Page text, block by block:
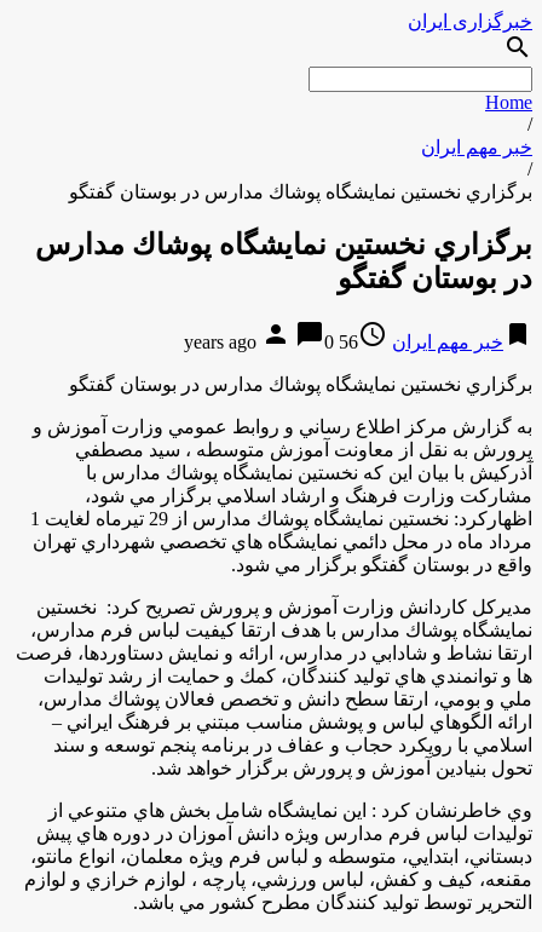
خبرگزاری ایران
search
Home
/
خبر مهم ایران
/
برگزاري نخستين نمايشگاه پوشاك مدارس در بوستان گفتگو
برگزاري نخستين نمايشگاه پوشاك مدارس
در بوستان گفتگو
bookmark خبر مهم ایران access_time
56 years ago
person chat_bubble0
برگزاري نخستين نمايشگاه پوشاك مدارس در بوستان گفتگو
به گزارش مركز اطلاع رساني و روابط عمومي وزارت آموزش و
پرورش به نقل از معاونت آموزش متوسطه ، سيد مصطفي
آذركيش با بيان اين كه نخستين نمايشگاه پوشاك مدارس با
مشاركت وزارت فرهنگ و ارشاد اسلامي برگزار مي شود،
اظهاركرد: نخستين نمايشگاه پوشاك مدارس از 29 تيرماه لغايت 1
مرداد ماه در محل دائمي نمايشگاه هاي تخصصي شهرداري تهران
واقع در بوستان گفتگو برگزار مي شود.
مديركل كاردانش وزارت آموزش و پرورش تصريح كرد: نخستين
نمايشگاه پوشاك مدارس با هدف ارتقا كيفيت لباس فرم مدارس،
ارتقا نشاط و شادابي در مدارس، ارائه و نمايش دستاوردها، فرصت
ها و توانمندي هاي توليد كنندگان، كمك و حمايت از رشد توليدات
ملي و بومي، ارتقا سطح دانش و تخصص فعالان پوشاك مدارس،
ارائه الگوهاي لباس و پوشش مناسب مبتني بر فرهنگ ايراني –
اسلامي با رويكرد حجاب و عفاف در برنامه پنجم توسعه و سند
تحول بنيادين آموزش و پرورش برگزار خواهد شد.
وي خاطرنشان كرد : اين نمايشگاه شامل بخش هاي متنوعي از
توليدات لباس فرم مدارس ويژه دانش آموزان در دوره هاي پيش
دبستاني، ابتدايي، متوسطه و لباس فرم ويژه معلمان، انواع مانتو،
مقنعه، كيف و كفش، لباس ورزشي، پارچه ، لوازم خرازي و لوازم
التحرير توسط توليد كنندگان مطرح كشور مي باشد.